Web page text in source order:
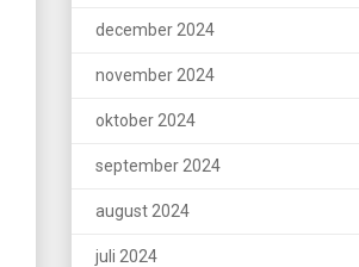
december 2024
november 2024
oktober 2024
september 2024
august 2024
juli 2024